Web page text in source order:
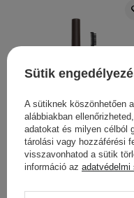
GOSH - Brow Lift -
Szemöldök Lamináló
- 002 Dark Brown -
Sütik
A sütiknek köszönhetően
alábbiakban
adatokat és milyen célból
tárolási vagy hozzáférési
visszavonhatod a sütik
információ az adatvédelmi